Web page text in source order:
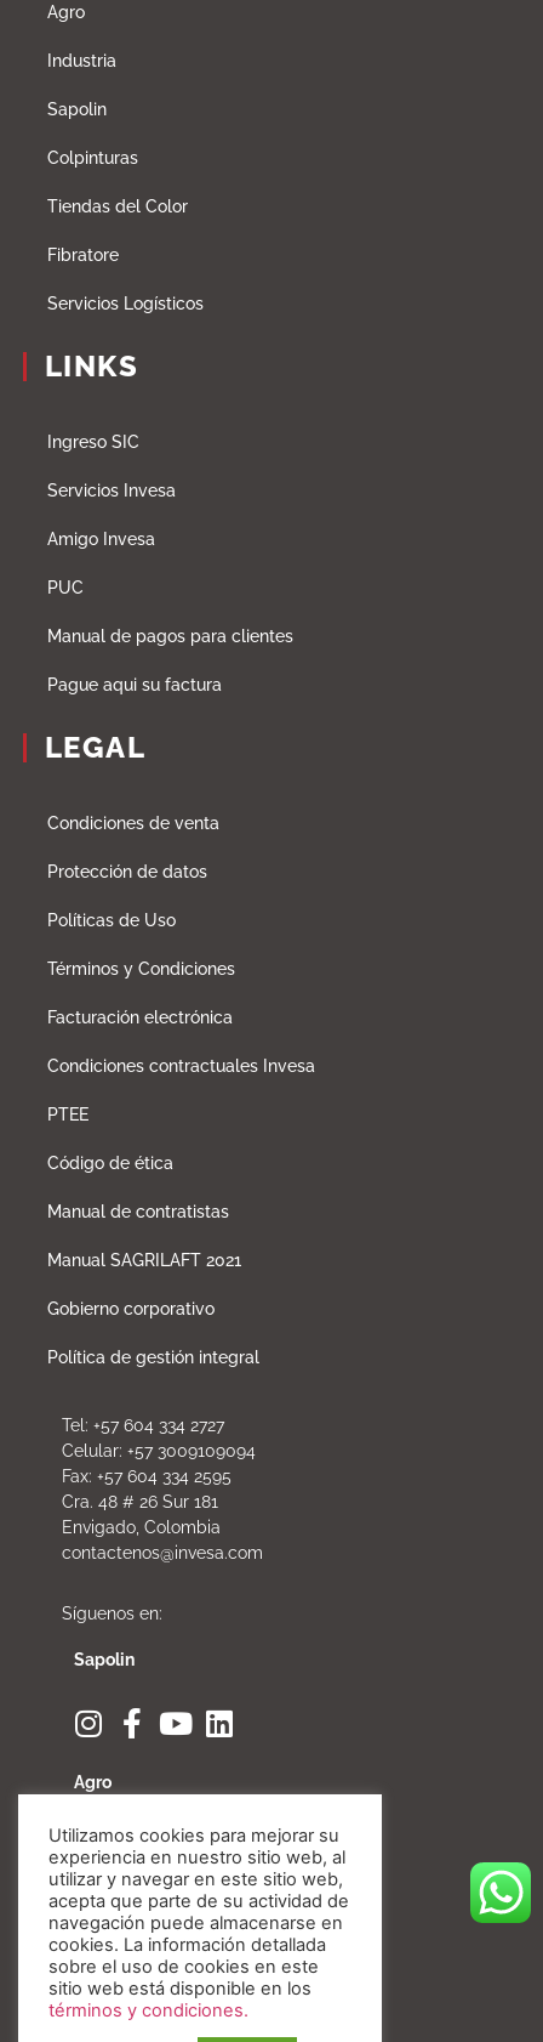
Agro
Industria
Sapolin
Colpinturas
Tiendas del Color
Fibratore
Servicios Logísticos
LINKS
Ingreso SIC
Servicios Invesa
Amigo Invesa
PUC
Manual de pagos para clientes
Pague aqui su factura
LEGAL
Condiciones de venta
Protección de datos
Políticas de Uso
Términos y Condiciones
Facturación electrónica
Condiciones contractuales Invesa
PTEE
Código de ética
Manual de contratistas
Manual SAGRILAFT 2021
Gobierno corporativo
Política de gestión integral
Tel: +57 604 334 2727
Celular: +57 3009109094
Fax: +57 604 334 2595
Cra. 48 # 26 Sur 181
Envigado, Colombia
contactenos@invesa.com
Síguenos en:
Sapolin
Agro
Fibratore
Utilizamos cookies para mejorar su
experiencia en nuestro sitio web, al
utilizar y navegar en este sitio web,
acepta que parte de su actividad de
navegación puede almacenarse en
cookies. La información detallada
sobre el uso de cookies en este
sitio web está disponible en los
términos y condiciones.